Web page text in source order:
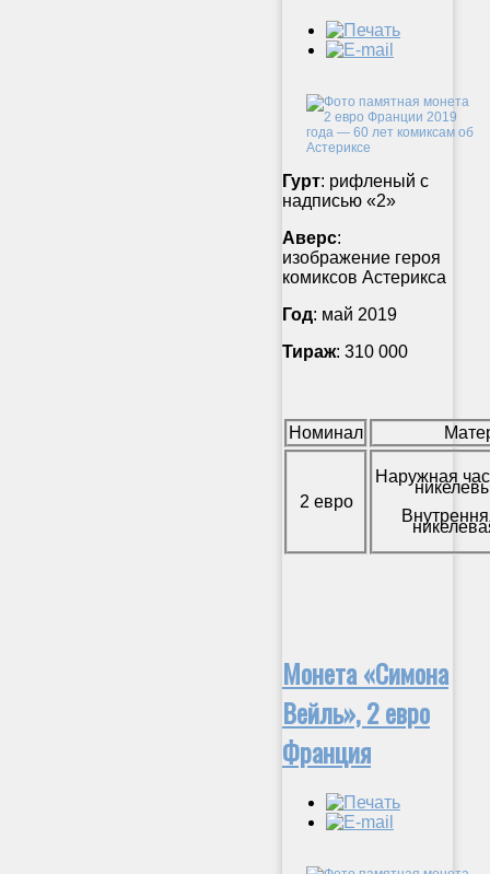
Гурт: рифленый с
надписью «2»
Аверс:
изображение героя
комиксов Астерикса
Год: май 2019
Тираж: 310 000
Номинал
2 евро
Наружная
Монета «Симона
Вейль», 2 евро
Франция